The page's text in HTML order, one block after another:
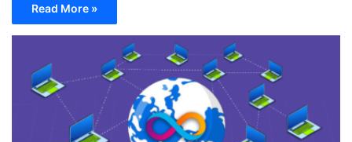
Read More »